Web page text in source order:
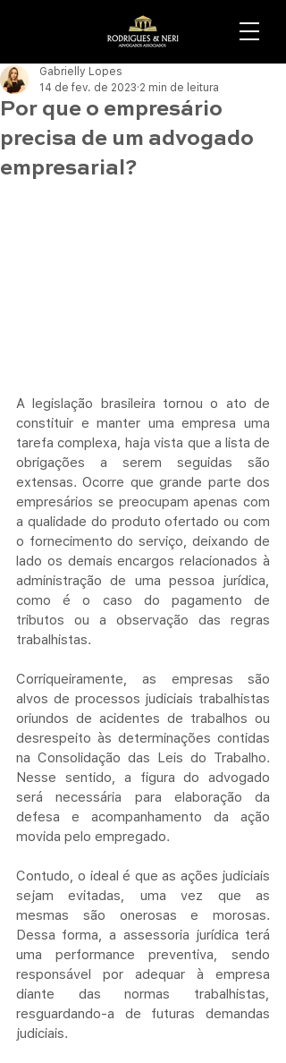
Por que o empresário
precisa de um advogado
empresarial?
Gabrielly Lopes
14 de fev. de 2023 2 min de leitura
A legislação brasileira tornou o ato de
constituir e manter uma empresa uma
tarefa complexa, haja vista que a lista de
obrigações a serem seguidas são
extensas. Ocorre que grande parte dos
empresários se preocupam apenas com
a qualidade do produto ofertado ou com
o fornecimento do serviço, deixando de
lado os demais encargos relacionados à
administração de uma pessoa jurídica,
como é o caso do pagamento de
tributos ou a observação das regras
trabalhistas.
Corriqueiramente, as empresas são
alvos de processos judiciais trabalhistas
oriundos de acidentes de trabalhos ou
desrespeito às determinações contidas
na Consolidação das Leis do Trabalho.
Nesse sentido, a figura do advogado
será necessária para elaboração da
defesa e acompanhamento da ação
movida pelo empregado.
Contudo, o ideal é que as ações judiciais
sejam evitadas, uma vez que as
mesmas são onerosas e morosas.
Dessa forma, a assessoria jurídica terá
uma performance preventiva, sendo
responsável por adequar à empresa
diante das normas trabalhistas,
resguardando-a de futuras demandas
judiciais.